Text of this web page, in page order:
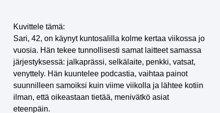
Kuvittele tämä:
Sari, 42, on käynyt kuntosalilla kolme kertaa viikossa jo
vuosia. Hän tekee tunnollisesti samat laitteet samassa
järjestyksessä: jalkaprässi, selkälaite, penkki, vatsat,
venyttely. Hän kuuntelee podcastia, vaihtaa painot
suunnilleen samoiksi kuin viime viikolla ja lähtee kotiin
ilman, että oikeastaan tietää, menivätkö asiat
eteenpäin.